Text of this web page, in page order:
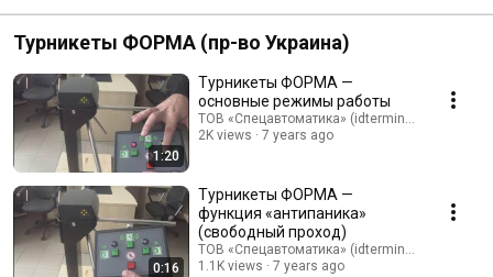
Турникеты ФОРМА (пр-во Украина)
1:20
Турникеты ФОРМА —
основные режимы работы
ТОВ «Спецавтоматика» (idterminal.com)
2K views
7 years ago
0:16
Турникеты ФОРМА —
функция «антипаника»
(свободный проход)
ТОВ «Спецавтоматика» (idterminal.com)
1.1K views
7 years ago